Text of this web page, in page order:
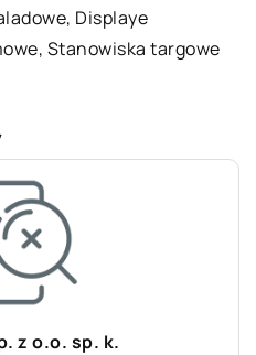
Displaye
Stanowiska targowe
z o.o. sp. k.